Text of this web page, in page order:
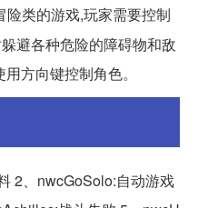
险类的游戏,玩家需要控制
避各种危险的障碍物和敌
方向键控制角色。
2、nwcGoSolo:自动游戏